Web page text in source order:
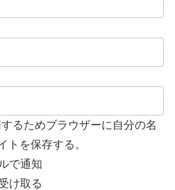
るためブラウザーに自分の名
トを保存する。
で通知
け取る